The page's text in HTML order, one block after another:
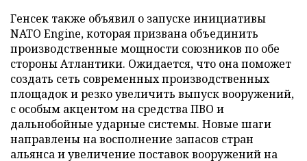
Генсек также объявил о запуске инициативы
NATO Engine, которая призвана объединить
производственные мощности союзников по обе
стороны Атлантики. Ожидается, что она поможет
создать сеть современных производственных
площадок и резко увеличить выпуск вооружений,
с особым акцентом на средства ПВО и
дальнобойные ударные системы. Новые шаги
направлены на восполнение запасов стран
альянса и увеличение поставок вооружений на